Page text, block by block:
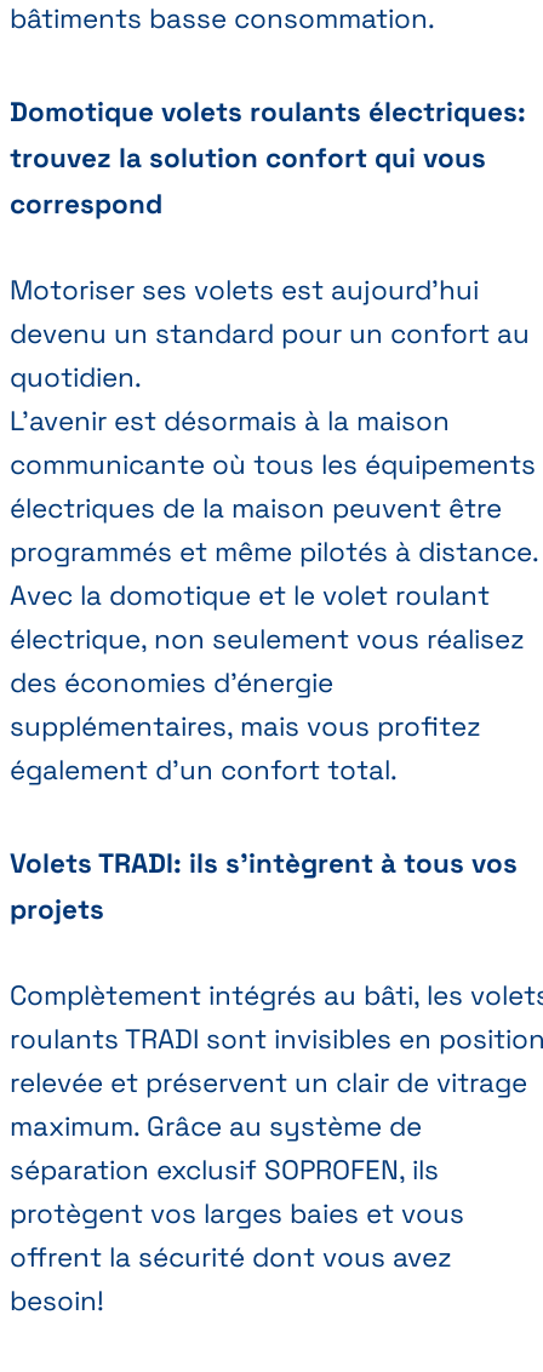
bâtiments basse consommation.
Domotique volets roulants électriques:
trouvez la solution confort qui vous
correspond
Motoriser ses volets est aujourd’hui
devenu un standard pour un confort au
quotidien.
L’avenir est désormais à la maison
communicante où tous les équipements
électriques de la maison peuvent être
programmés et même pilotés à distance.
Avec la domotique et le volet roulant
électrique, non seulement vous réalisez
des économies d’énergie
supplémentaires, mais vous profitez
également d’un confort total.
Volets TRADI: ils s'intègrent à tous vos
projets
Complètement intégrés au bâti, les
roulants TRADI sont invisibles en
relevée et préservent un clair de vitrage
maximum. Grâce au système de
séparation exclusif SOPROFEN, ils
protègent vos larges baies et vous
offrent la sécurité dont vous avez
besoin!